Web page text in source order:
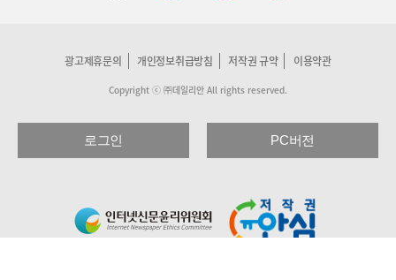
광고제휴문의 개인정보취급방침 저작권 규약 이용약관
Copyright ⓒ ㈜데일리안 All rights reserved.
로그인 PC버전